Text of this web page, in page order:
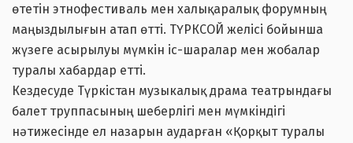
өтетін этнофестиваль мен халықаралық форумның
маңыздылығын атап өтті. ТҮРКСОЙ желісі бойынша
жүзеге асырылуы мүмкін іс-шаралар мен жобалар
туралы хабардар етті.
Кездесуде Түркістан музыкалық драма театрындағы
балет труппасының шеберлігі мен мүмкіндігі
нәтижесінде ел назарын аударған «Қорқыт туралы